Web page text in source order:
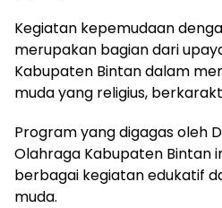
Kegiatan kepemudaan
merupakan bagian dari
Kabupaten Bintan dalam
muda yang religius,
Program yang digagas oleh
Olahraga Kabupaten Bintan
berbagai kegiatan edukatif
muda.